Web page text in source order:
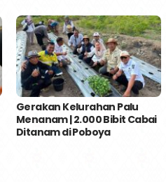
Gerakan Kelurahan Palu
Menanam | 2.000 Bibit Cabai
Ditanam di Poboya